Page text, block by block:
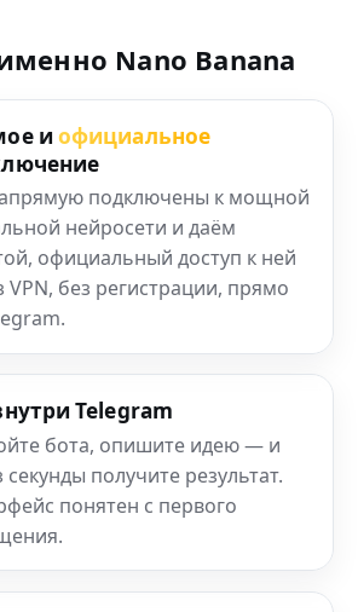
Nano Banana
и официальное
подключены к мощной
нейросети и даём
официальный доступ к ней
без регистрации, прямо
Telegram
бота, опишите идею — и
секунды получите результат.
понятен с первого